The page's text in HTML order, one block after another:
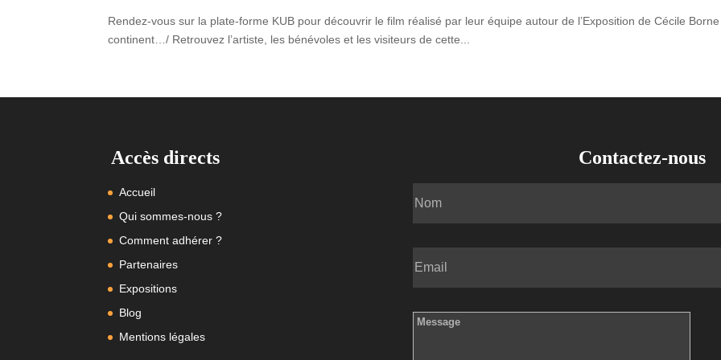
Rendez-vous sur la plate-forme KUB pour découvrir le film réalisé par leur équipe autour de l’Exposition de Cécile
continent…/ Retrouvez l’artiste, les bénévoles et les visiteurs de cette...
Accès directs
Accueil
Qui sommes-nous ?
Comment adhérer ?
Partenaires
Expositions
Blog
Mentions légales
Contactez-nous